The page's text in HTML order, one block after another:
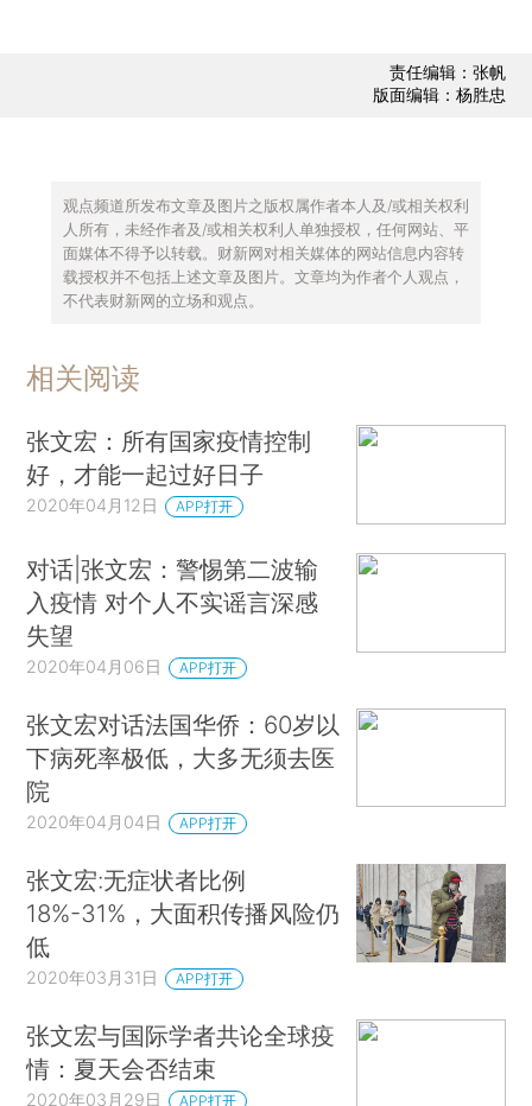
责任编辑：张帆
版面编辑：杨胜忠
观点频道所发布文章及图片之版权属作者本人及/或相关权利
人所有，未经作者及/或相关权利人单独授权，任何网站、平
面媒体不得予以转载。财新网对相关媒体的网站信息内容转
载授权并不包括上述文章及图片。文章均为作者个人观点，
不代表财新网的立场和观点。
相关阅读
张文宏：所有国家疫情控制
好，才能一起过好日子
2020年04月12日 APP打开
对话|张文宏：警惕第二波输
入疫情 对个人不实谣言深感
失望
2020年04月06日 APP打开
张文宏对话法国华侨：60岁以
下病死率极低，大多无须去医
院
2020年04月04日 APP打开
张文宏:无症状者比例
18%-31%，大面积传播风险仍
低
2020年03月31日 APP打开
张文宏与国际学者共论全球疫
情：夏天会否结束
2020年03月29日 APP打开